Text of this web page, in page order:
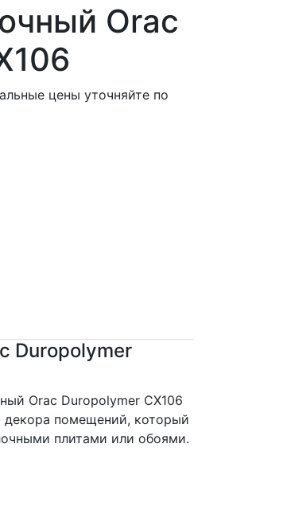
Orac
цены уточняйте по
Duropolymer
Orac Duropolymer CX106
декора помещений, который
плитами или обоями.